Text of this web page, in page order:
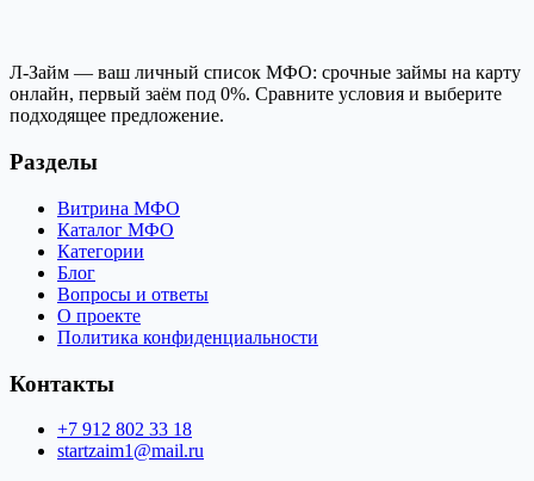
Л-Займ — ваш личный список МФО: срочные займы на карту
онлайн, первый заём под 0%. Сравните условия и выберите
подходящее предложение.
Разделы
Витрина МФО
Каталог МФО
Категории
Блог
Вопросы и ответы
О проекте
Политика конфиденциальности
Контакты
+7 912 802 33 18
startzaim1@mail.ru